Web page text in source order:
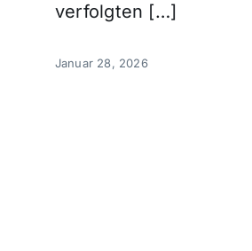
verfolgten […]
Januar 28, 2026